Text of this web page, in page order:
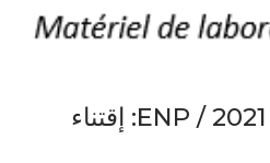
الإستشارة رقم 14 / ENP / 2021: إقتناء